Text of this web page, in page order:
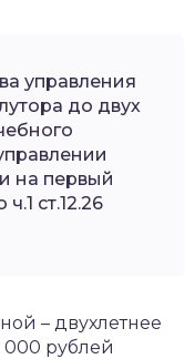
управления
до двух
на первый
ст.12.26
– двухлетнее
рублей